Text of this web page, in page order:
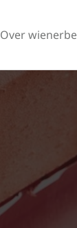
Over